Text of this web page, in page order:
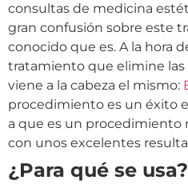
consultas de medicina
gran confusión sobre este
conocido que es. A la hora
tratamiento que elimine las
viene a la cabeza el mismo:
procedimiento es un éxito
a que es un
con unos excelentes
¿Para qué se usa?